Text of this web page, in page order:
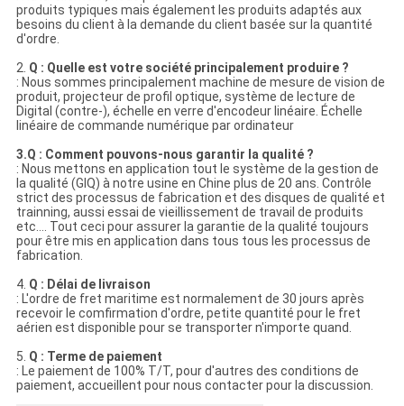
produits typiques mais également les produits adaptés aux
besoins du client à la demande du client basée sur la quantité
d'ordre.
2. Q : Quelle est votre société principalement produire ?
: Nous sommes principalement machine de mesure de vision de
produit, projecteur de profil optique, système de lecture de
Digital (contre-), échelle en verre d'encodeur linéaire. Échelle
linéaire de commande numérique par ordinateur
3.Q : Comment pouvons-nous garantir la qualité ?
: Nous mettons en application tout le système de la gestion de
la qualité (GIQ) à notre usine en Chine plus de 20 ans. Contrôle
strict des processus de fabrication et des disques de qualité et
trainning, aussi essai de vieillissement de travail de produits
etc…. Tout ceci pour assurer la garantie de la qualité toujours
pour être mis en application dans tous tous les processus de
fabrication.
4. Q : Délai de livraison
: L'ordre de fret maritime est normalement de 30 jours après
recevoir le comfirmation d'ordre, petite quantité pour le fret
aérien est disponible pour se transporter n'importe quand.
5. Q : Terme de paiement
: Le paiement de 100% T/T, pour d'autres des conditions de
paiement, accueillent pour nous contacter pour la discussion.